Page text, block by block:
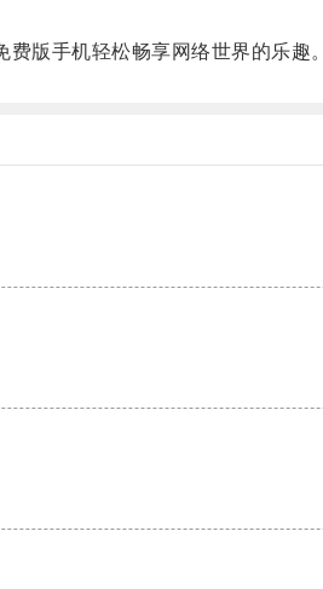
版手机轻松畅享网络世界的乐趣。